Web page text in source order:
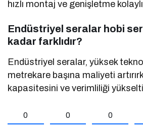
hızlı montaj ve genişletme
Endüstriyel seralar hobi
kadar farklıdır?
Endüstriyel seralar, yüksek
metrekare başına maliyeti
kapasitesini ve verimliliği
0 0 0